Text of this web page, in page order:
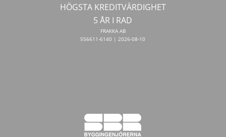
HÖGSTA KREDITVÄRDIGHET
5 ÅR I RAD
FRAKKA AB
556611-6140 | 2026-08-10